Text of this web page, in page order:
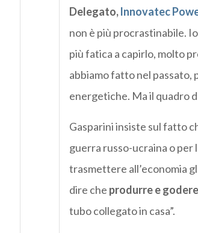
Delegato,Innovatec
non è più procrastinabile.
più fatica a capirlo, molto
abbiamo fatto nel passato,
energetiche. Ma il quadro
Gasparini insiste sul fatto
guerra russo-ucraina o per
trasmettere all’economia
dire che produrre e
tubo collegato in casa”.